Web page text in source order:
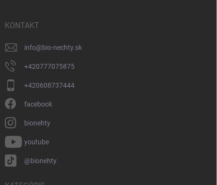
KONTAKT
info@bio-nechty.sk
+420777075875
+420608737444
facebook
bionehty
youtube
@bionehty